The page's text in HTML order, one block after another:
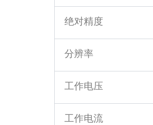
绝对精度
分辨率
工作电压
工作电流